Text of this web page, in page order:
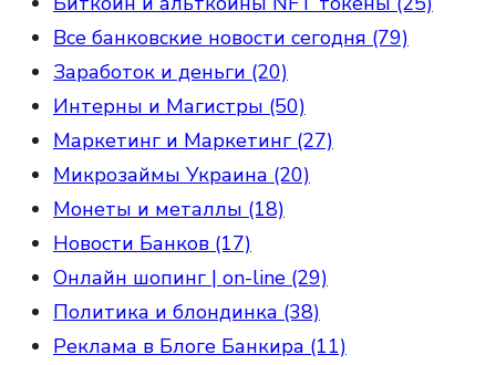
Все банковские новости сегодня (79)
Заработок и деньги (20)
Интерны и Магистры (50)
Маркетинг и Маркетинг (27)
Микрозаймы Украина (20)
Монеты и металлы (18)
Новости Банков (17)
Онлайн шопинг | on-line (29)
Политика и блондинка (38)
Реклама в Блоге Банкира (11)